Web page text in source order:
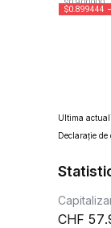
Ultima
Declarație